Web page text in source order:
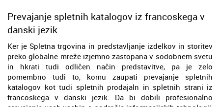
Prevajanje spletnih katalogov iz francoskega v
danski jezik
Ker je Spletna trgovina in predstavljanje izdelkov in storitev
preko globalne mreže izjemno zastopana v sodobnem svetu
in hkrati tudi odličen način predstavitve, pa je zelo
pomembno tudi to, komu zaupati prevajanje spletnih
katalogov kot tudi spletnih prodajaln in spletnih strani iz
francoskega v danski jezik. Da bi dobili profesionalno